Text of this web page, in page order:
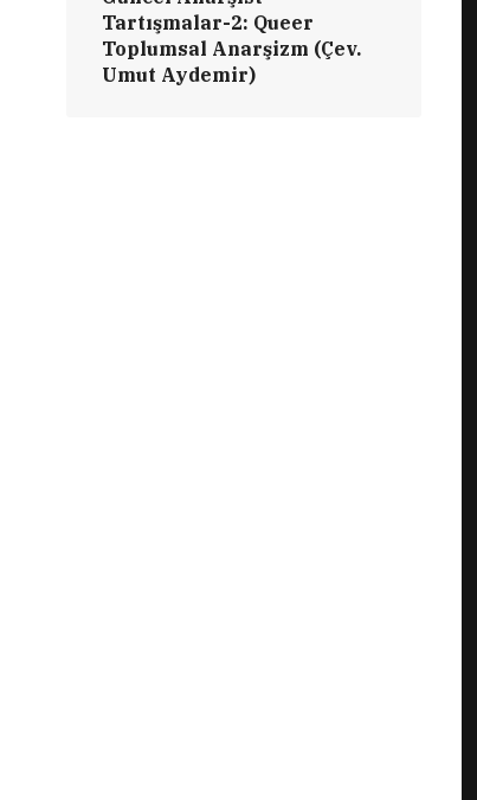
Tartışmalar-2: Queer
Toplumsal Anarşizm (Çev.
Umut Aydemir)